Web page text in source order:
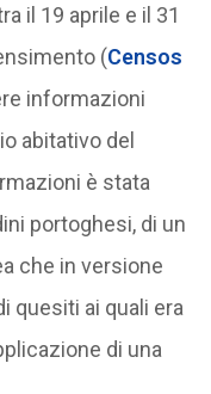
il 19 aprile e il 31
(Censos
informazioni
abitativo del
è stata
portoghesi, di un
che in versione
quesiti ai quali era
di una